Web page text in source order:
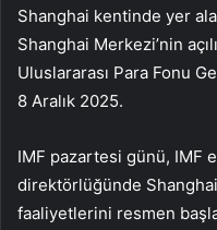
Shanghai kentinde yer
Shanghai Merkezi’nin
Uluslararası Para Fonu
8 Aralık 2025.
IMF pazartesi günü, IMF
direktörlüğünde
faaliyetlerini resmen